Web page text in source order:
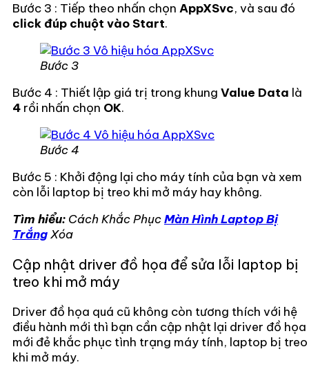
Bước 3 : Tiếp theo nhấn chọn AppXSvc, và sau đó
click đúp chuột vào Start.
Bước 3
Bước 4 : Thiết lập giá trị trong khung Value Data là
4 rồi nhấn chọn OK.
Bước 4
Bước 5 : Khởi động lại cho máy tính của bạn và xem
còn lỗi laptop bị treo khi mở máy hay không.
Tìm hiểu: Cách Khắc PhụcMàn Hình Laptop Bị
TrắngXóa
Cập nhật driver đồ họa để sửa lỗi laptop bị
treo khi mở máy
Driver đồ họa quá cũ không còn tương thích với hệ
điều hành mới thì bạn cần cập nhật lại driver đồ họa
mới đẻ khắc phục tình trạng máy tính, laptop bị treo
khi mở máy.